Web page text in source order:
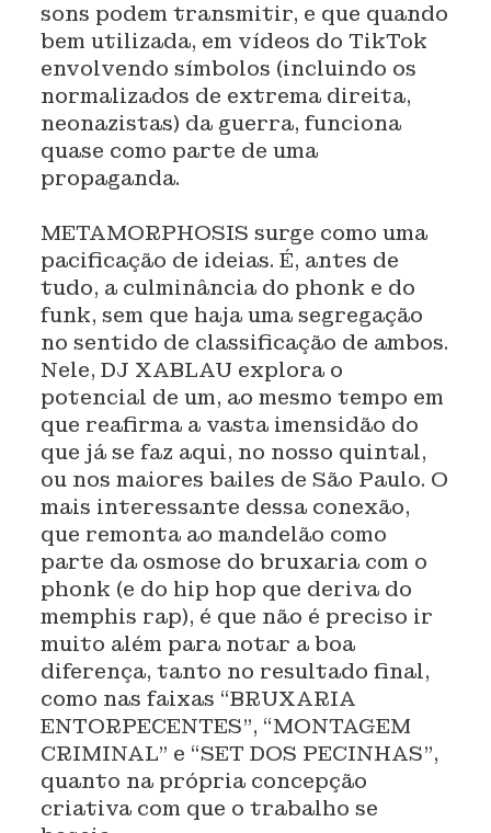
sons podem transmitir, e que quando
bem utilizada, em vídeos do TikTok
envolvendo símbolos (incluindo os
normalizados de extrema direita,
neonazistas) da guerra, funciona
quase como parte de uma
propaganda.
METAMORPHOSIS surge como uma
pacificação de ideias. É, antes de
tudo, a culminância do phonk e do
funk, sem que haja uma segregação
no sentido de classificação de ambos.
Nele, DJ XABLAU explora o
potencial de um, ao mesmo tempo em
que reafirma a vasta imensidão do
que já se faz aqui, no nosso quintal,
ou nos maiores bailes de São Paulo. O
mais interessante dessa conexão,
que remonta ao mandelão como
parte da osmose do bruxaria com o
phonk (e do hip hop que deriva do
memphis rap), é que não é preciso ir
muito além para notar a boa
diferença, tanto no resultado final,
como nas faixas “BRUXARIA
ENTORPECENTES”, “MONTAGEM
CRIMINAL” e “SET DOS PECINHAS”,
quanto na própria concepção
criativa com que o trabalho se